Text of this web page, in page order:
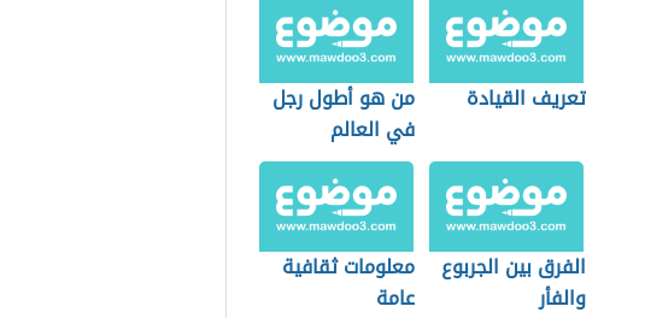
تعريف القيادة
من هو أطول رجل
في العالم
الفرق بين الجربوع
والفأر
معلومات ثقافية
عامة